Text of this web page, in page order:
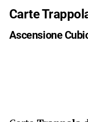
Carte
Ascensione